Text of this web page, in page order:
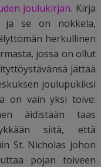
joulukirjan. Kirja
ja se on nokkela,
herkullinen
jossa on ollut
jättää
joulupukiksi
on vain yksi toive:
äidistään taas
siitä, että
St. Nicholas johon
pojan toiveen